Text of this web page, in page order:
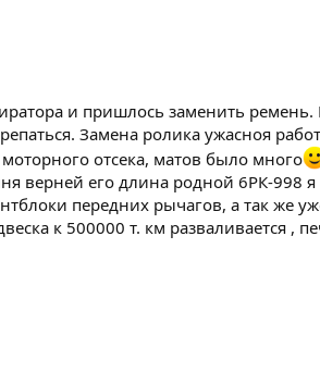
и пришлось заменить ремень.
Замена ролика ужасноя
отсека, матов было много
верней его длина родной 6РК-998
передних рычагов, а так же
к 500000 т. км разваливается ,